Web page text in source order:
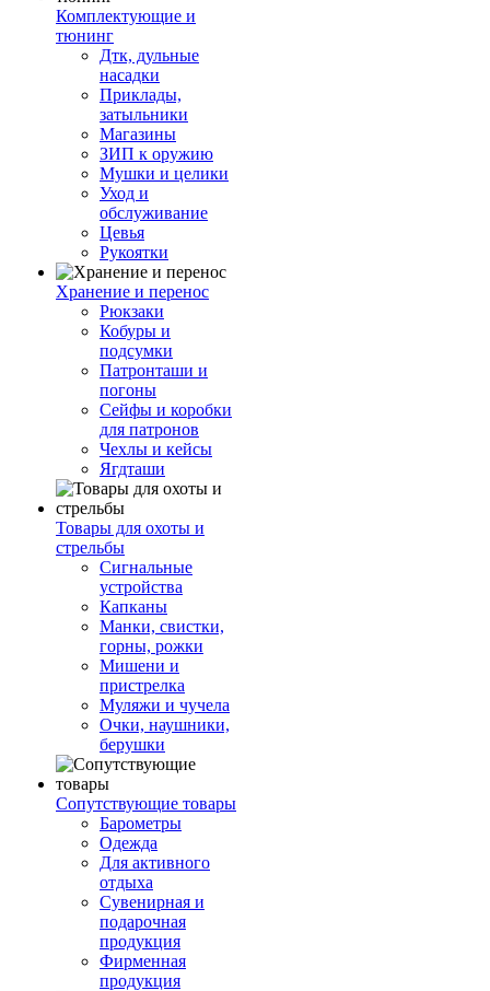
Комплектующие и
тюнинг
Дтк, дульные
насадки
Приклады,
затыльники
Магазины
ЗИП к оружию
Мушки и целики
Уход и
обслуживание
Цевья
Рукоятки
Хранение и перенос
Рюкзаки
Кобуры и
подсумки
Патронташи и
погоны
Сейфы и коробки
для патронов
Чехлы и кейсы
Ягдташи
Товары для охоты и
стрельбы
Сигнальные
устройства
Капканы
Манки, свистки,
горны, рожки
Мишени и
пристрелка
Муляжи и чучела
Очки, наушники,
берушки
Сопутствующие товары
Барометры
Одежда
Для активного
отдыха
Сувенирная и
подарочная
продукция
Фирменная
продукция